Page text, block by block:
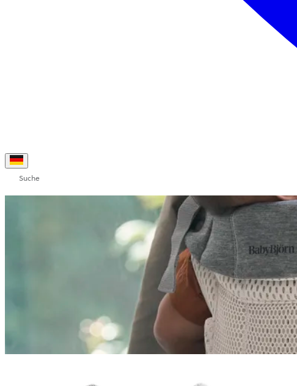
Suche